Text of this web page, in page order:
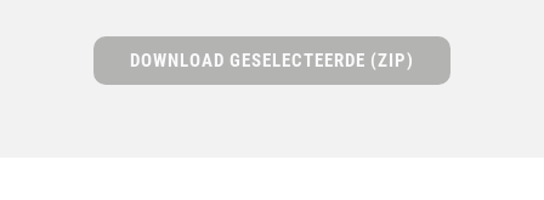
DOWNLOAD GESELECTEERDE (ZIP)